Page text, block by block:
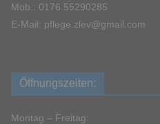
Mob.: 0176 55290285
E-Mail: pflege.zlev@gmail.com
Öffnungszeiten:
Montag – Freitag: